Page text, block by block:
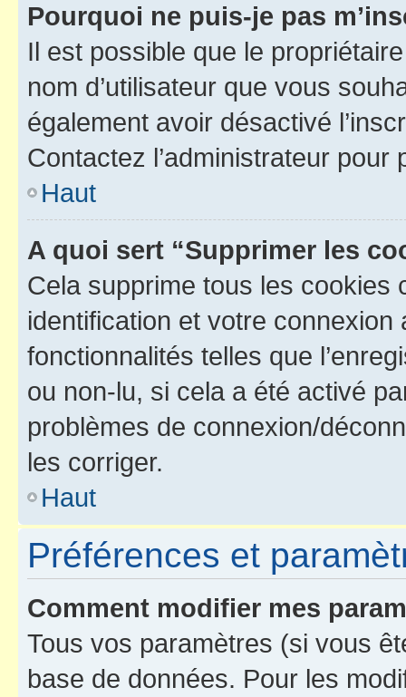
Pourquoi ne puis-je pas
Il est possible que le
nom d’utilisateur que vous
également avoir désactivé
Contactez l’administrateur
Haut
A quoi sert “Supprimer les
Cela supprime tous les cookies
identification et votre
fonctionnalités telles que
ou non-lu, si cela a été activé
problèmes de connexion/
les corriger.
Haut
Préférences et
Comment modifier mes
Tous vos paramètres (si vous
base de données. Pour les